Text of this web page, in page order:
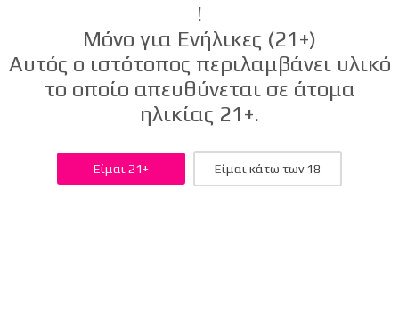
!
Μόνο για Ενήλικες (21+)
Αυτός ο ιστότοπος περιλαμβάνει υλικό
το οποίο απευθύνεται σε άτομα
ηλικίας 21+.
Είμαι 21+ Είμαι κάτω των 18